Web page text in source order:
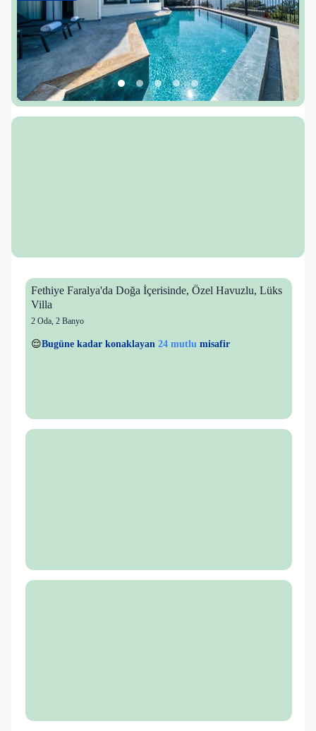
Fethiye Faralya'da Doğa İçerisinde, Özel Havuzlu, Lüks
Villa
2 Oda, 2 Banyo
👀Son 1 saatte52 kişigörüntüledi